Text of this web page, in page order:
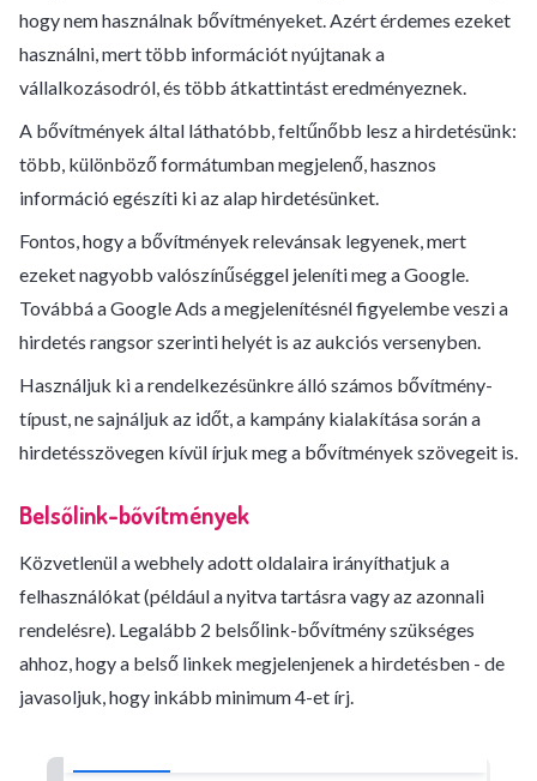
hogy nem használnak bővítményeket. Azért érdemes ezeket
használni, mert több információt nyújtanak a
vállalkozásodról, és több átkattintást eredményeznek.
A bővítmények által láthatóbb, feltűnőbb lesz a hirdetésünk:
több, különböző formátumban megjelenő, hasznos
információ egészíti ki az alap hirdetésünket.
Fontos, hogy a bővítmények relevánsak legyenek, mert
ezeket nagyobb valószínűséggel jeleníti meg a Google.
Továbbá a Google Ads a megjelenítésnél figyelembe veszi a
hirdetés rangsor szerinti helyét is az aukciós versenyben.
Használjuk ki a rendelkezésünkre álló számos bővítmény-
típust, ne sajnáljuk az időt, a kampány kialakítása során a
hirdetésszövegen kívül írjuk meg a bővítmények szövegeit is.
Belsőlink-bővítmények
Közvetlenül a webhely adott oldalaira irányíthatjuk a
felhasználókat (például a nyitva tartásra vagy az azonnali
rendelésre). Legalább 2 belsőlink-bővítmény szükséges
ahhoz, hogy a belső linkek megjelenjenek a hirdetésben - de
javasoljuk, hogy inkább minimum 4-et írj.